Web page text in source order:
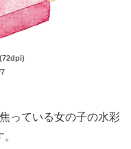
っている女の子の水彩